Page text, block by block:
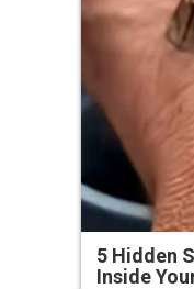
5 Hidden
Inside